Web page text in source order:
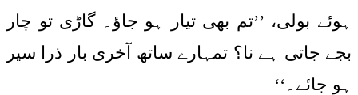
ہوئے بولی، ’’تم بھی تیار ہو جاؤ۔ گاڑی تو چار
بجے جاتی ہے نا؟ تمہارے ساتھ آخری بار ذرا سیر
ہو جائے۔‘‘